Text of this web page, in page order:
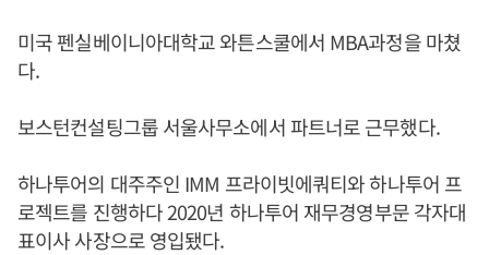
미국 펜실베이니아대학교 와튼스쿨에서 MBA과정을 마쳤
다.
보스턴컨설팅그룹 서울사무소에서 파트너로 근무했다.
하나투어의 대주주인 IMM 프라이빗에쿼티와 하나투어 프
로젝트를 진행하다 2020년 하나투어 재무경영부문 각자대
표이사 사장으로 영입됐다.